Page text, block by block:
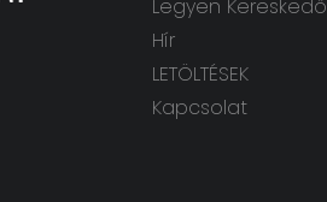
Legyen Kereskedő
Hír
LETÖLTÉSEK
Kapcsolat